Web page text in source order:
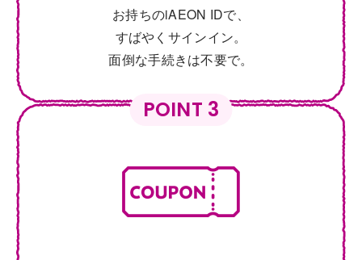
お持ちのiAEON IDで、
すばやくサインイン。
面倒な手続きは不要で。
POINT 3